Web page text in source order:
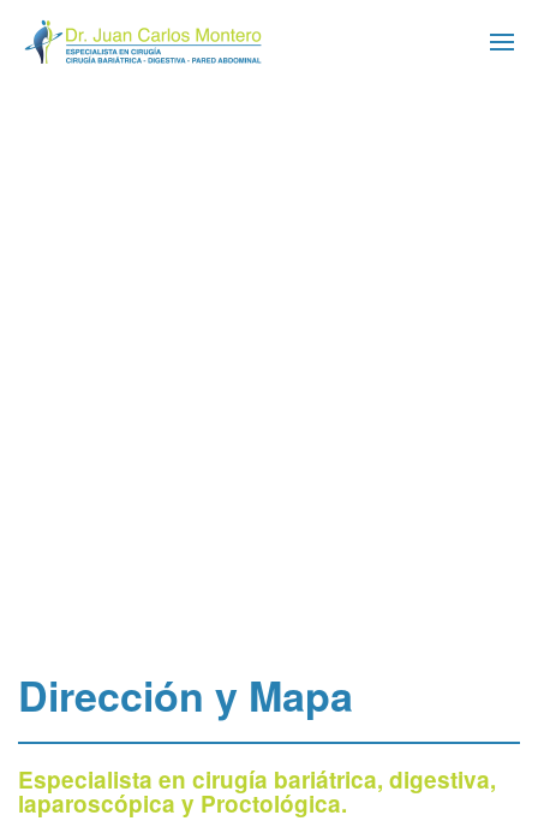
Dirección y Mapa
Especialista en cirugía bariátrica, digestiva,
laparoscópica y Proctológica.